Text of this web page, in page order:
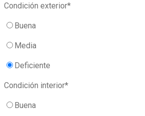
Condición exterior*
Buena
Media
Deficiente
Condición interior*
Buena